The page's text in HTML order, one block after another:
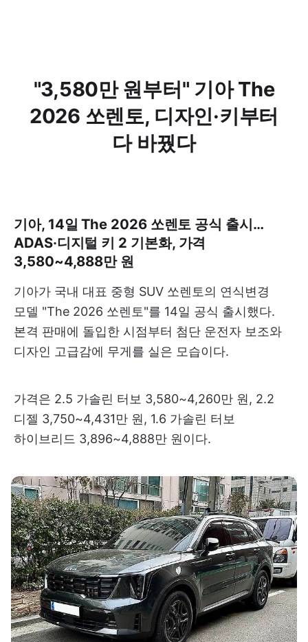
"3,580만 원부터" 기아 The
2026 쏘렌토, 디자인·키부터
다 바꿨다
기아, 14일 The 2026 쏘렌토 공식 출시…
ADAS·디지털 키 2 기본화, 가격
3,580~4,888만 원
기아가 국내 대표 중형 SUV 쏘렌토의 연식변경
모델 "The 2026 쏘렌토"를 14일 공식 출시했다.
본격 판매에 돌입한 시점부터 첨단 운전자 보조와
디자인 고급감에 무게를 실은 모습이다.
가격은 2.5 가솔린 터보 3,580~4,260만 원, 2.2
디젤 3,750~4,431만 원, 1.6 가솔린 터보
하이브리드 3,896~4,888만 원이다.